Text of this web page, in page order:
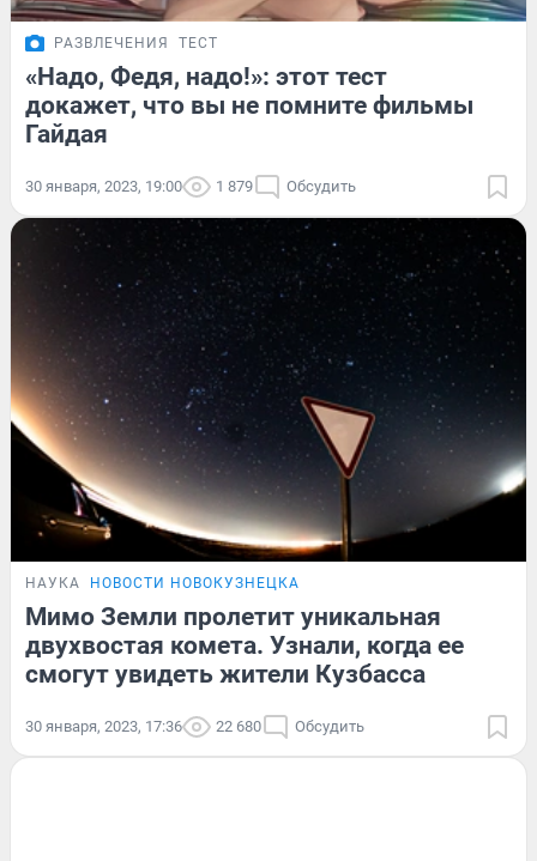
РАЗВЛЕЧЕНИЯ ТЕСТ
«Надо, Федя, надо!»: этот тест
докажет, что вы не помните фильмы
Гайдая
30 января, 2023, 19:00 1 879 Обсудить
НАУКА НОВОСТИ НОВОКУЗНЕЦКА
Мимо Земли пролетит уникальная
двухвостая комета. Узнали, когда ее
смогут увидеть жители Кузбасса
30 января, 2023, 17:36 22 680 Обсудить